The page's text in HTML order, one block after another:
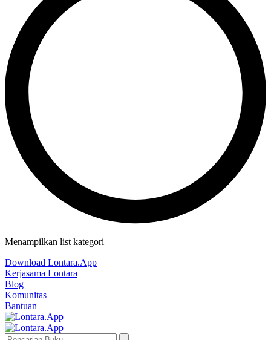
Menampilkan list kategori
Download Lontara.App
Kerjasama Lontara
Blog
Komunitas
Bantuan